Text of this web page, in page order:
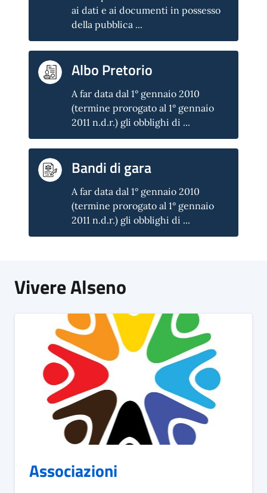
ai dati e ai documenti in possesso
della pubblica ...
Albo Pretorio
A far data dal 1° gennaio 2010
(termine prorogato al 1° gennaio
2011 n.d.r.) gli obblighi di ...
Bandi di gara
A far data dal 1° gennaio 2010
(termine prorogato al 1° gennaio
2011 n.d.r.) gli obblighi di ...
Vivere Alseno
Associazioni